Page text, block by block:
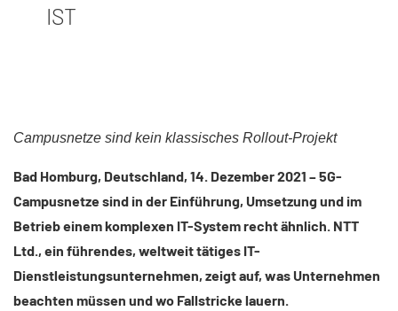
IST
Campusnetze sind kein klassisches Rollout-Projekt
Bad Homburg, Deutschland, 14. Dezember 2021 – 5G-
Campusnetze sind in der Einführung, Umsetzung und im
Betrieb einem komplexen IT-System recht ähnlich. NTT
Ltd., ein führendes, weltweit tätiges IT-
Dienstleistungsunternehmen, zeigt auf, was Unternehmen
beachten müssen und wo Fallstricke lauern.